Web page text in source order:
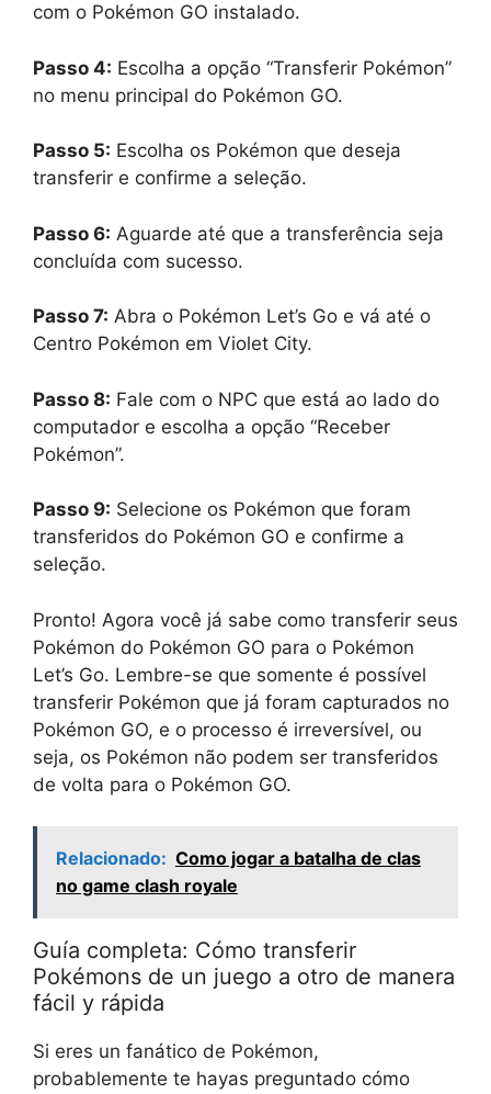
com o Pokémon GO instalado.
Passo 4: Escolha a opção “Transferir Pokémon”
no menu principal do Pokémon GO.
Passo 5: Escolha os Pokémon que deseja
transferir e confirme a seleção.
Passo 6: Aguarde até que a transferência seja
concluída com sucesso.
Passo 7: Abra o Pokémon Let’s Go e vá até o
Centro Pokémon em Violet City.
Passo 8: Fale com o NPC que está ao lado do
computador e escolha a opção “Receber
Pokémon”.
Passo 9: Selecione os Pokémon que foram
transferidos do Pokémon GO e confirme a
seleção.
Pronto! Agora você já sabe como transferir seus
Pokémon do Pokémon GO para o Pokémon
Let’s Go. Lembre-se que somente é possível
transferir Pokémon que já foram capturados no
Pokémon GO, e o processo é irreversível, ou
seja, os Pokémon não podem ser transferidos
de volta para o Pokémon GO.
Relacionado: Como jogar a batalha de clas
no game clash royale
Guía completa: Cómo transferir
Pokémons de un juego a otro de manera
fácil y rápida
Si eres un fanático de Pokémon,
probablemente te hayas preguntado cómo